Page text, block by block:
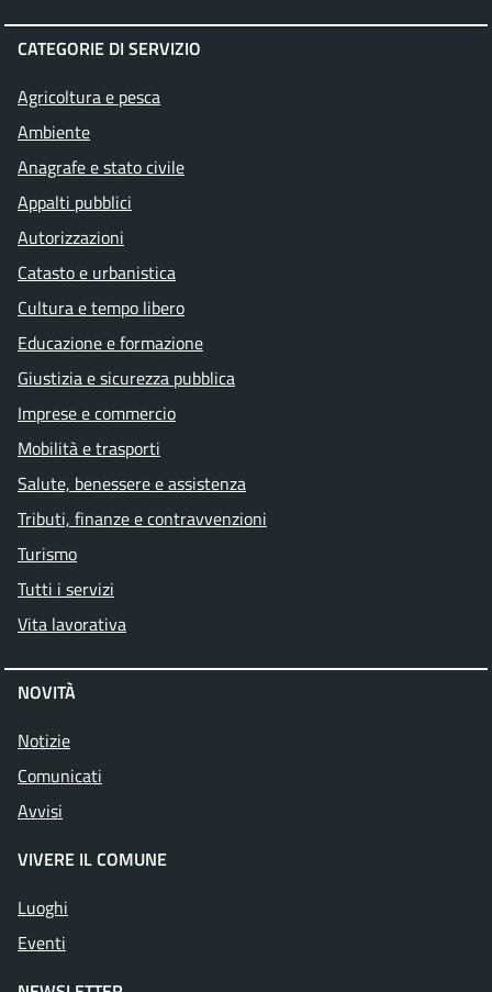
CATEGORIE DI SERVIZIO
Agricoltura e pesca
Ambiente
Anagrafe e stato civile
Appalti pubblici
Autorizzazioni
Catasto e urbanistica
Cultura e tempo libero
Educazione e formazione
Giustizia e sicurezza pubblica
Imprese e commercio
Mobilità e trasporti
Salute, benessere e assistenza
Tributi, finanze e contravvenzioni
Turismo
Tutti i servizi
Vita lavorativa
NOVITÀ
Notizie
Comunicati
Avvisi
VIVERE IL COMUNE
Luoghi
Eventi